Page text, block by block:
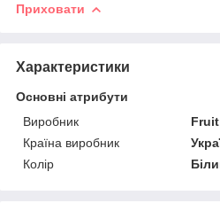
Приховати
Характеристики
Основні атрибути
Виробник
Країна виробник
Колір